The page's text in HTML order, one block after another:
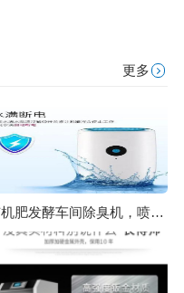
更多
有机肥发酵车间除臭机，喷雾除臭更环保